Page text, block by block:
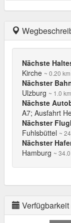
Nächste
Kirche ~ 0.20 km
Nächster
Ulzburg ~ 1.0 km
Nächste
A7; Ausfahrt
Nächster
Fuhlsbüttel ~
Nächster
Hamburg ~
Verfügbarkeit